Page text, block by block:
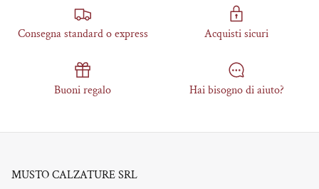
Consegna standard o express Acquisti sicuri
Buoni regalo Hai bisogno di aiuto?
MUSTO CALZATURE SRL